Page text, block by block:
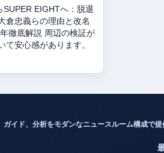
・役割・宗派の違いを
がとても分かりやすい
でも特に読みやすいで
ガイド、分析をモダンなニュースルーム構成で